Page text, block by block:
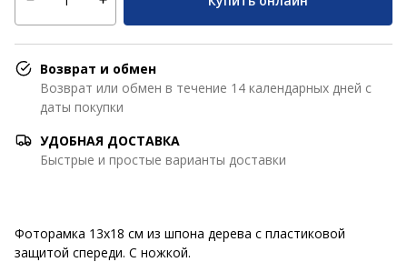
Возврат и обмен
Возврат или обмен в течение 14 календарных дней с
даты покупки
УДОБНАЯ ДОСТАВКА
Быстрые и простые варианты доставки
Фоторамка 13х18 см из шпона дерева с пластиковой
защитой спереди. С ножкой.